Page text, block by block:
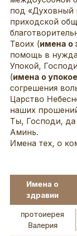
под «Духовный
приходской
Твоих (имена о
помощь в
Упокой,
(имена о
согрешения
Царство
наших
Ты, Господи, да
Аминь.
Имена тех, о
Имена о
здравии
протоиерея
Валерия